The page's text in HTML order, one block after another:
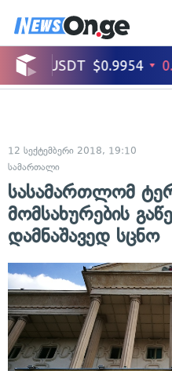
12 სექტემბერი 2018, 19:10
სამართალი
სასამართლომ
მომსახურების
დამნაშავედ სცნო